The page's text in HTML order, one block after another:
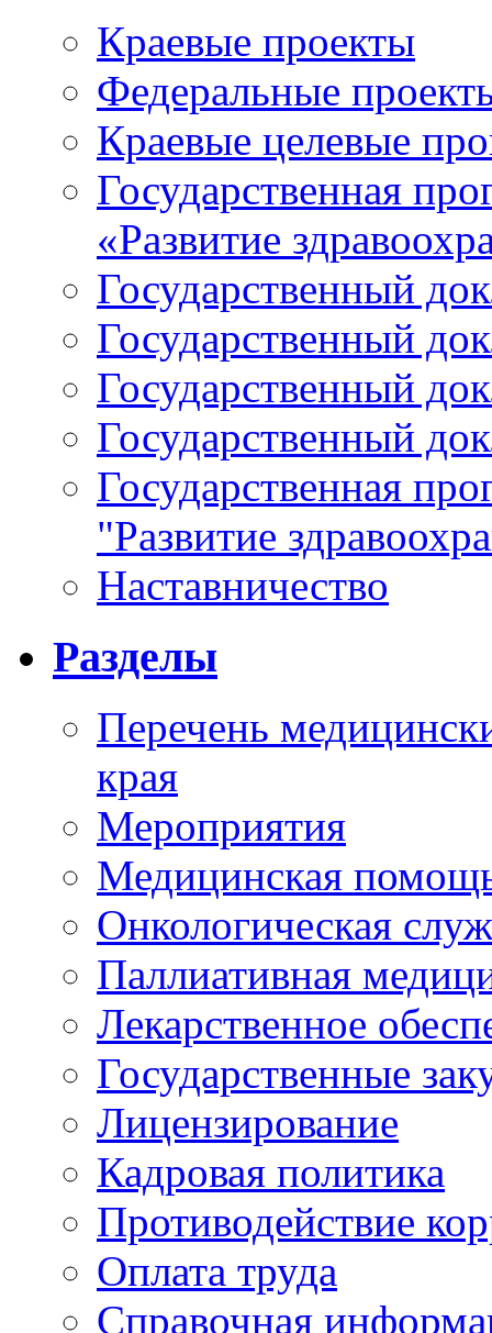
Краевые проекты
Федеральные
Краевые целевые
Государственная
«Развитие
Государственный
Государственный
Государственный
Государственный
Государственная
"Развитие
Наставничество
Разделы
Перечень
края
Мероприятия
Медицинская
Онкологическая
Паллиативная
Лекарственное
Государственные
Лицензирование
Кадровая политика
Противодействие
Оплата труда
Справочная